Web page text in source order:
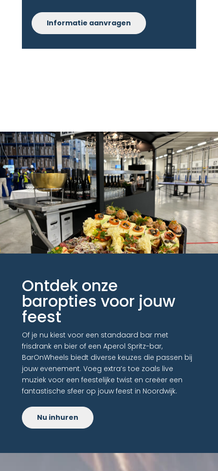
Informatie aanvragen
Ontdek onze
baropties voor jouw
feest
Of je nu kiest voor een standaard bar met
frisdrank en bier of een Aperol Spritz-bar,
BarOnWheels biedt diverse keuzes die passen bij
jouw evenement. Voeg extra’s toe zoals live
muziek voor een feestelijke twist en creëer een
fantastische sfeer op jouw feest in Noordwijk.
Nu inhuren